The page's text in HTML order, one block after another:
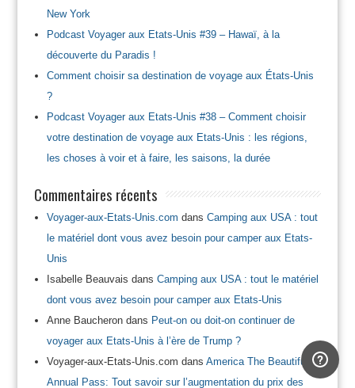
New York
Podcast Voyager aux Etats-Unis #39 – Hawaï, à la
découverte du Paradis !
Comment choisir sa destination de voyage aux États-Unis
?
Podcast Voyager aux Etats-Unis #38 – Comment choisir
votre destination de voyage aux Etats-Unis : les régions,
les choses à voir et à faire, les saisons, la durée
Commentaires récents
Voyager-aux-Etats-Unis.com dans Camping aux USA : tout
le matériel dont vous avez besoin pour camper aux Etats-
Unis
Isabelle Beauvais dans Camping aux USA : tout le matériel
dont vous avez besoin pour camper aux Etats-Unis
Anne Baucherondans Peut-on ou doit-on continuer de
voyager aux Etats-Unis à l’ère de Trump ?
Voyager-aux-Etats-Unis.com dans America The Beautiful
Annual Pass: Tout savoir sur l’augmentation du prix des